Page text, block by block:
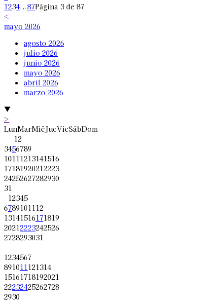
1234...87Página 3 de 87
<
mayo 2026
agosto 2026
julio 2026
junio 2026
mayo 2026
abril 2026
marzo 2026
▼
>
LunMarMiéJueVieSábDom
12
3456789
10111213141516
17181920212223
24252627282930
31
12345
6789101112
13141516171819
20212223242526
2728293031
1234567
891011121314
15161718192021
22232425262728
2930